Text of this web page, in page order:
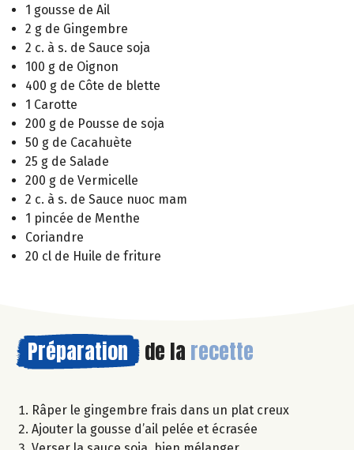
1 gousse de Ail
2 g de Gingembre
2 c. à s. de Sauce soja
100 g de Oignon
400 g de Côte de blette
1 Carotte
200 g de Pousse de soja
50 g de Cacahuète
25 g de Salade
200 g de Vermicelle
2 c. à s. de Sauce nuoc mam
1 pincée de Menthe
Coriandre
20 cl de Huile de friture
Préparation de la recette
Râper le gingembre frais dans un plat creux
Ajouter la gousse d’ail pelée et écrasée